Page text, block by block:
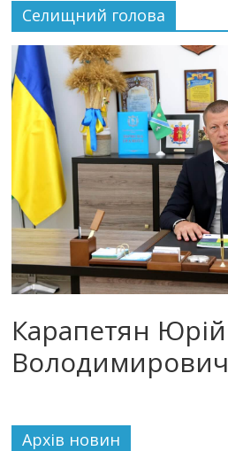
Селищний голова
Карапетян Юрій
Володимирович
Архiв новин